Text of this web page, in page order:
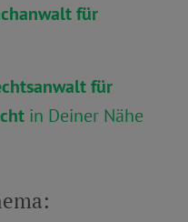
für
für
in Deiner Nähe